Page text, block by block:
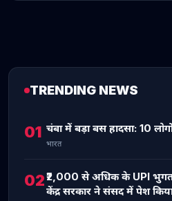
TRENDING NEWS
01 चंबा में बड़ा बस हादसा: 10
भारत
02₹2,000 से अधिक के UPI
केंद्र सरकार ने संसद में पेश